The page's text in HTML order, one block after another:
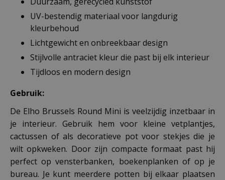
UV-bestendig materiaal voor langdurig
kleurbehoud
Lichtgewicht en onbreekbaar design
Stijlvolle antraciet kleur die past bij elk interieur
Tijdloos en modern design
Gebruik:
De Elho Brussels Round Mini is veelzijdig inzetbaar in
je interieur. Gebruik hem voor kleine vetplantjes,
cactussen of als decoratieve pot voor stekjes die je
wilt opkweken. Door zijn compacte formaat past hij
perfect op vensterbanken, boekenplanken of op je
bureau. Je kunt meerdere potten bij elkaar plaatsen